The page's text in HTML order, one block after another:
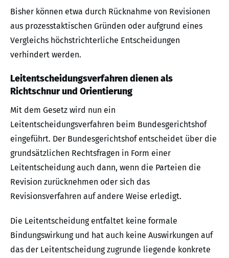
Bisher können etwa durch Rücknahme von Revisionen
aus prozesstaktischen Gründen oder aufgrund eines
Vergleichs höchstrichterliche Entscheidungen
verhindert werden.
Leitentscheidungsverfahren dienen als
Richtschnur und Orientierung
Mit dem Gesetz wird nun ein
Leitentscheidungsverfahren beim Bundesgerichtshof
eingeführt. Der Bundesgerichtshof entscheidet über die
grundsätzlichen Rechtsfragen in Form einer
Leitentscheidung auch dann, wenn die Parteien die
Revision zurücknehmen oder sich das
Revisionsverfahren auf andere Weise erledigt.
Die Leitentscheidung entfaltet keine formale
Bindungswirkung und hat auch keine Auswirkungen auf
das der Leitentscheidung zugrunde liegende konkrete